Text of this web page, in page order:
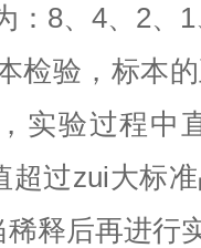
：8、4、2、
检验，标本
实验过程中
超过zui大标
释后再进行